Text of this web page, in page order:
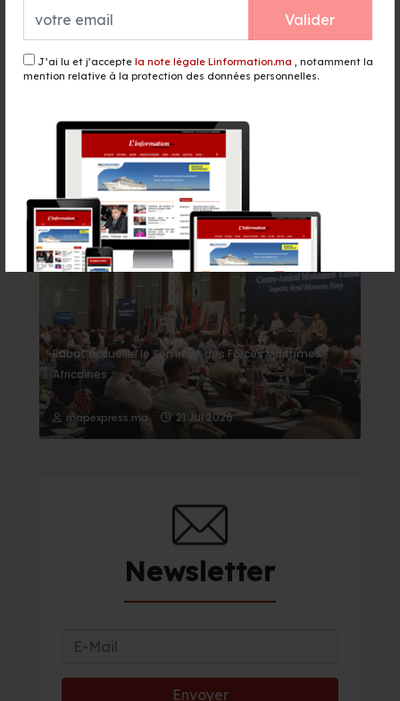
Valider
J’ai lu et j’accepte la note légale Linformation.ma , notamment la
mention relative à la protection des données personnelles.
Boulemane : ouverture de la 2e
édition du Festival du safran et
il y a 18 heures - Culture
Événement
Rabat accueille le Sommet des Forces Maritimes
Africaines
mapexpress.ma 21 Jul 2026
Newsletter